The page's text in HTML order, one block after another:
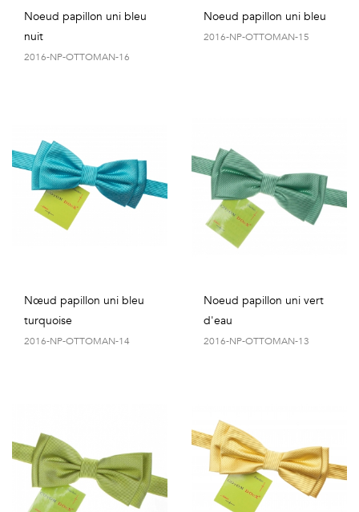
Noeud papillon uni bleu
nuit
2016-NP-OTTOMAN-16
Noeud papillon uni bleu
2016-NP-OTTOMAN-15
Nœud papillon uni bleu
turquoise
2016-NP-OTTOMAN-14
Noeud papillon uni vert
d'eau
2016-NP-OTTOMAN-13